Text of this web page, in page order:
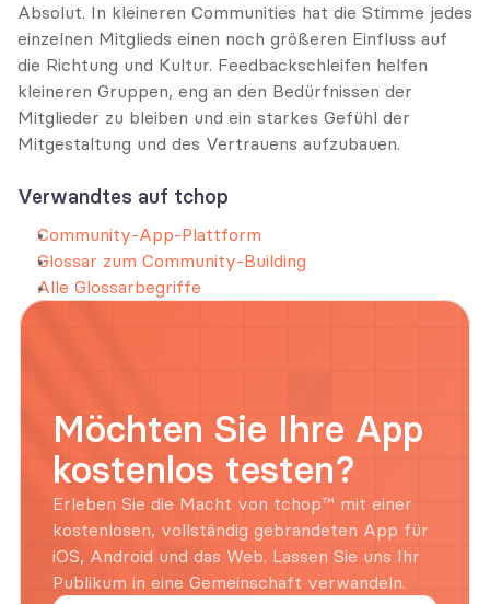
Absolut. In kleineren Communities hat die Stimme jedes
einzelnen Mitglieds einen noch größeren Einfluss auf
die Richtung und Kultur. Feedbackschleifen helfen
kleineren Gruppen, eng an den Bedürfnissen der
Mitglieder zu bleiben und ein starkes Gefühl der
Mitgestaltung und des Vertrauens aufzubauen.
Verwandtes auf tchop
Community-App-Plattform
Glossar zum Community-Building
Alle Glossarbegriffe
Möchten Sie Ihre App
kostenlos testen?
Erleben Sie die Macht von tchop™ mit einer
kostenlosen, vollständig gebrandeten App für
iOS, Android und das Web. Lassen Sie uns Ihr
Publikum in eine Gemeinschaft verwandeln.